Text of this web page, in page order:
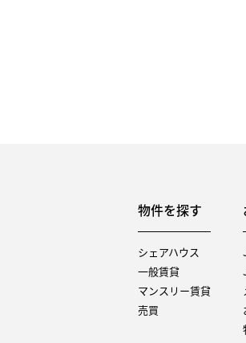
物件を探す
シェアハウス
一般賃貸
マンスリー賃貸
売買